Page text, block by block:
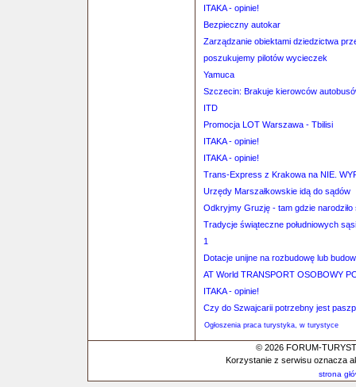
ITAKA - opinie!
Bezpieczny autokar
Zarządzanie obiektami dziedzictwa
poszukujemy pilotów wycieczek
Yamuca
Szczecin: Brakuje kierowców
ITD
Promocja LOT Warszawa - Tbilisi
ITAKA - opinie!
ITAKA - opinie!
Trans-Express z Krakowa na NIE.
Urzędy Marszałkowskie idą do sądów
Odkryjmy Gruzję - tam gdzie narodziło
Tradycje świąteczne południowych
1
Dotacje unijne na rozbudowę lub
AT World TRANSPORT OSOBOWY
ITAKA - opinie!
Czy do Szwajcarii potrzebny jest
Ogłoszenia praca turystyka, w turystyce
© 2026 FORUM-
Korzystanie z serwisu oznacza
strona